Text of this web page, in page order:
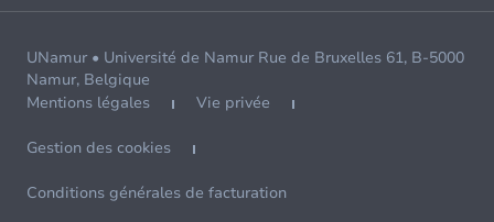
UNamur • Université de Namur Rue de Bruxelles 61, B-5000
Namur, Belgique
Mentions légales
Vie privée
Gestion des cookies
Conditions générales de facturation